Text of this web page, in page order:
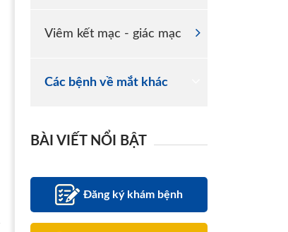
Viêm kết mạc - giác mạc
Các bệnh về mắt khác
BÀI VIẾT NỔI BẬT
Đăng ký khám bệnh